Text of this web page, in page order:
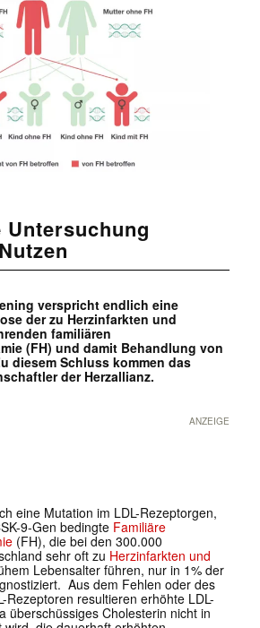
Untersuchung
verspricht endlich eine
der zu Herzinfarkten und
familiären
(FH) und damit Behandlung von
diesem Schluss kommen das
der Herzallianz.
ANZEIGE
eine Mutation im LDL-Rezeptorgen,
9-Gen bedingte Familiäre
(FH), die bei den 300.000
sehr oft zu Herzinfarkten und
Lebensalter führen, nur in 1% der
Aus dem Fehlen oder des
Rezeptoren resultieren erhöhte LDL-
überschüssiges Cholesterin nicht in